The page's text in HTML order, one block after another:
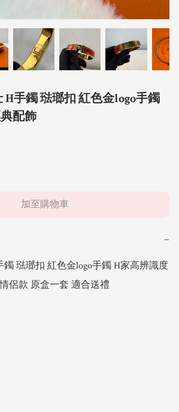
H手鐲 琺瑯扣 紅色金logo手鐲
配飾
加至購物車
−
鐲 琺瑯扣 紅色金logo手鐲 H家高辨識度
侶款 原盒一套 適合送禮